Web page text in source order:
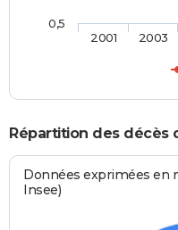
2001 2003
0,5
Répartition des décès
Données exprimées en
Insee)